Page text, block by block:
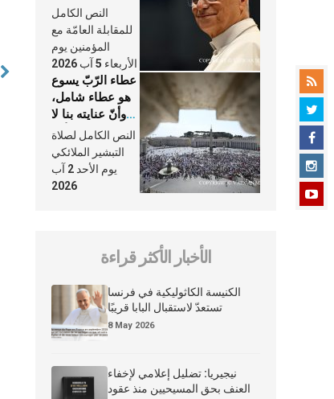
وكلّ يوم، هما
النَّفَس في حياة
الكنيسة
النص الكامل
للمقابلة العامّة مع
المؤمنين يوم
الأربعاء 5 آب 2026
عطاء الرّبّ يسوع
هو عطاء شامل،
وأنّ عنايته بنا لا
تغيب عنّا أبدًا
النص الكامل لصلاة
التبشير الملائكي
يوم الأحد 2 آب
2026
الأخبار الأكثر قراءة
الكنيسة الكاثوليكية في فرنسا
تستعدّ لاستقبال البابا قريبًا
8 May 2026
نيجيريا: تضليل إعلامي لإخفاء
العنف بحق المسيحيين منذ عقود